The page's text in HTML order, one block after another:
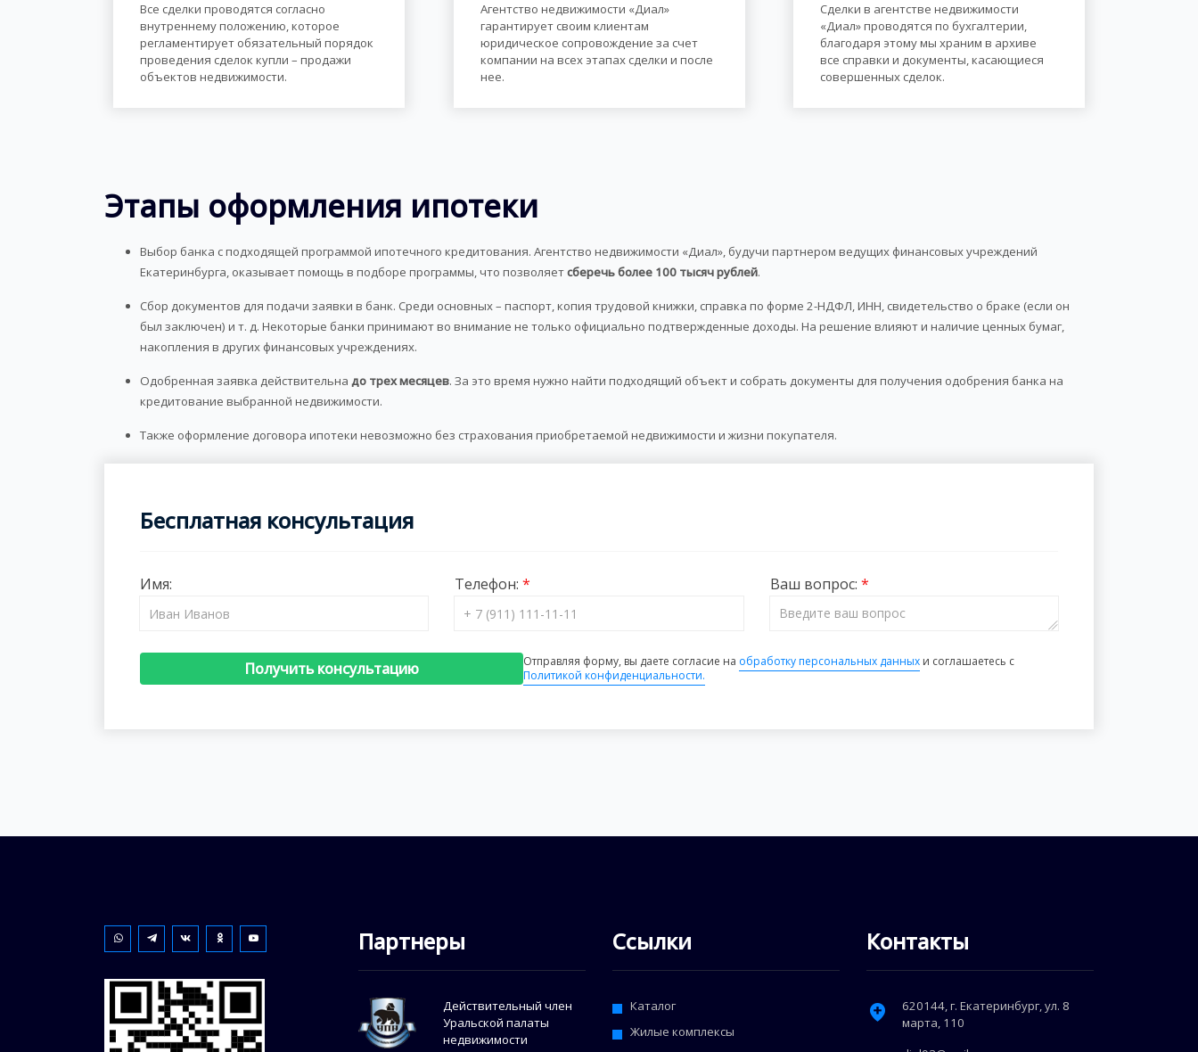
Все сделки проводятся согласно
внутреннему положению, которое
регламентирует обязательный порядок
проведения сделок купли – продажи
объектов недвижимости.
Агентство недвижимости «Диал»
гарантирует своим клиентам
юридическое сопровождение за счет
компании на всех этапах сделки и после
нее.
Сделки в агентстве недвижимости
«Диал» проводятся по бухгалтерии,
благодаря этому мы храним в архиве
все справки и документы, касающиеся
совершенных сделок.
Этапы оформления ипотеки
Выбор банка с подходящей программой ипотечного кредитования. Агентство недвижимости «Диал», будучи партнером ведущих финансовых учреждений
Екатеринбурга, оказывает помощь в подборе программы, что позволяетсберечь более 100 тысяч рублей.
Сбор документов для подачи заявки в банк. Среди основных – паспорт, копия трудовой книжки, справка по форме 2-НДФЛ, ИНН, свидетельство о браке (если он
был заключен) и т. д. Некоторые банки принимают во внимание не только официально подтвержденные доходы. На решение влияют и наличие ценных бумаг,
накопления в других финансовых учреждениях.
Одобренная заявка действительна до трех месяцев. За это время нужно найти подходящий объект и собрать документы для получения одобрения банка на
кредитование выбранной недвижимости.
Также оформление договора ипотеки невозможно без страхования приобретаемой недвижимости и жизни покупателя.
Бесплатная консультация
Имя: Телефон: Ваш вопрос:
Получить консультацию Отправляя форму, вы даете согласие на обработку персональных данных и соглашаетесь с
Политикой конфиденциальности.
Партнеры
Действительный член
Уральской палаты
недвижимости
Ссылки
Каталог
Жилые комплексы
Контакты
620144, г. Екатеринбург,ул. 8
марта, 110